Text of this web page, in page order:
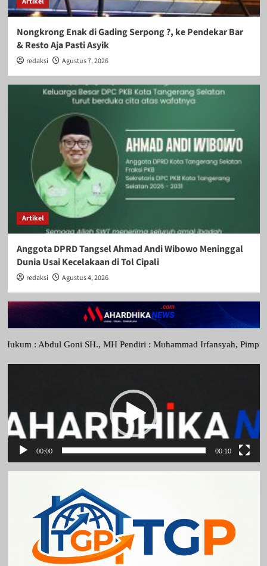
Nongkrong Enak di Gading Serpong ?, ke Pendekar Bar
& Resto Aja Pasti Asyik
redaksi Agustus 7, 2026
Artikel
Anggota DPRD Tangsel Ahmad Andi Wibowo Meninggal
Dunia Usai Kecelakaan di Tol Cipali
redaksi Agustus 4, 2026
SH., MH Pendiri : Muhammad Irfansyah, Pimpinan
00:00 00:10